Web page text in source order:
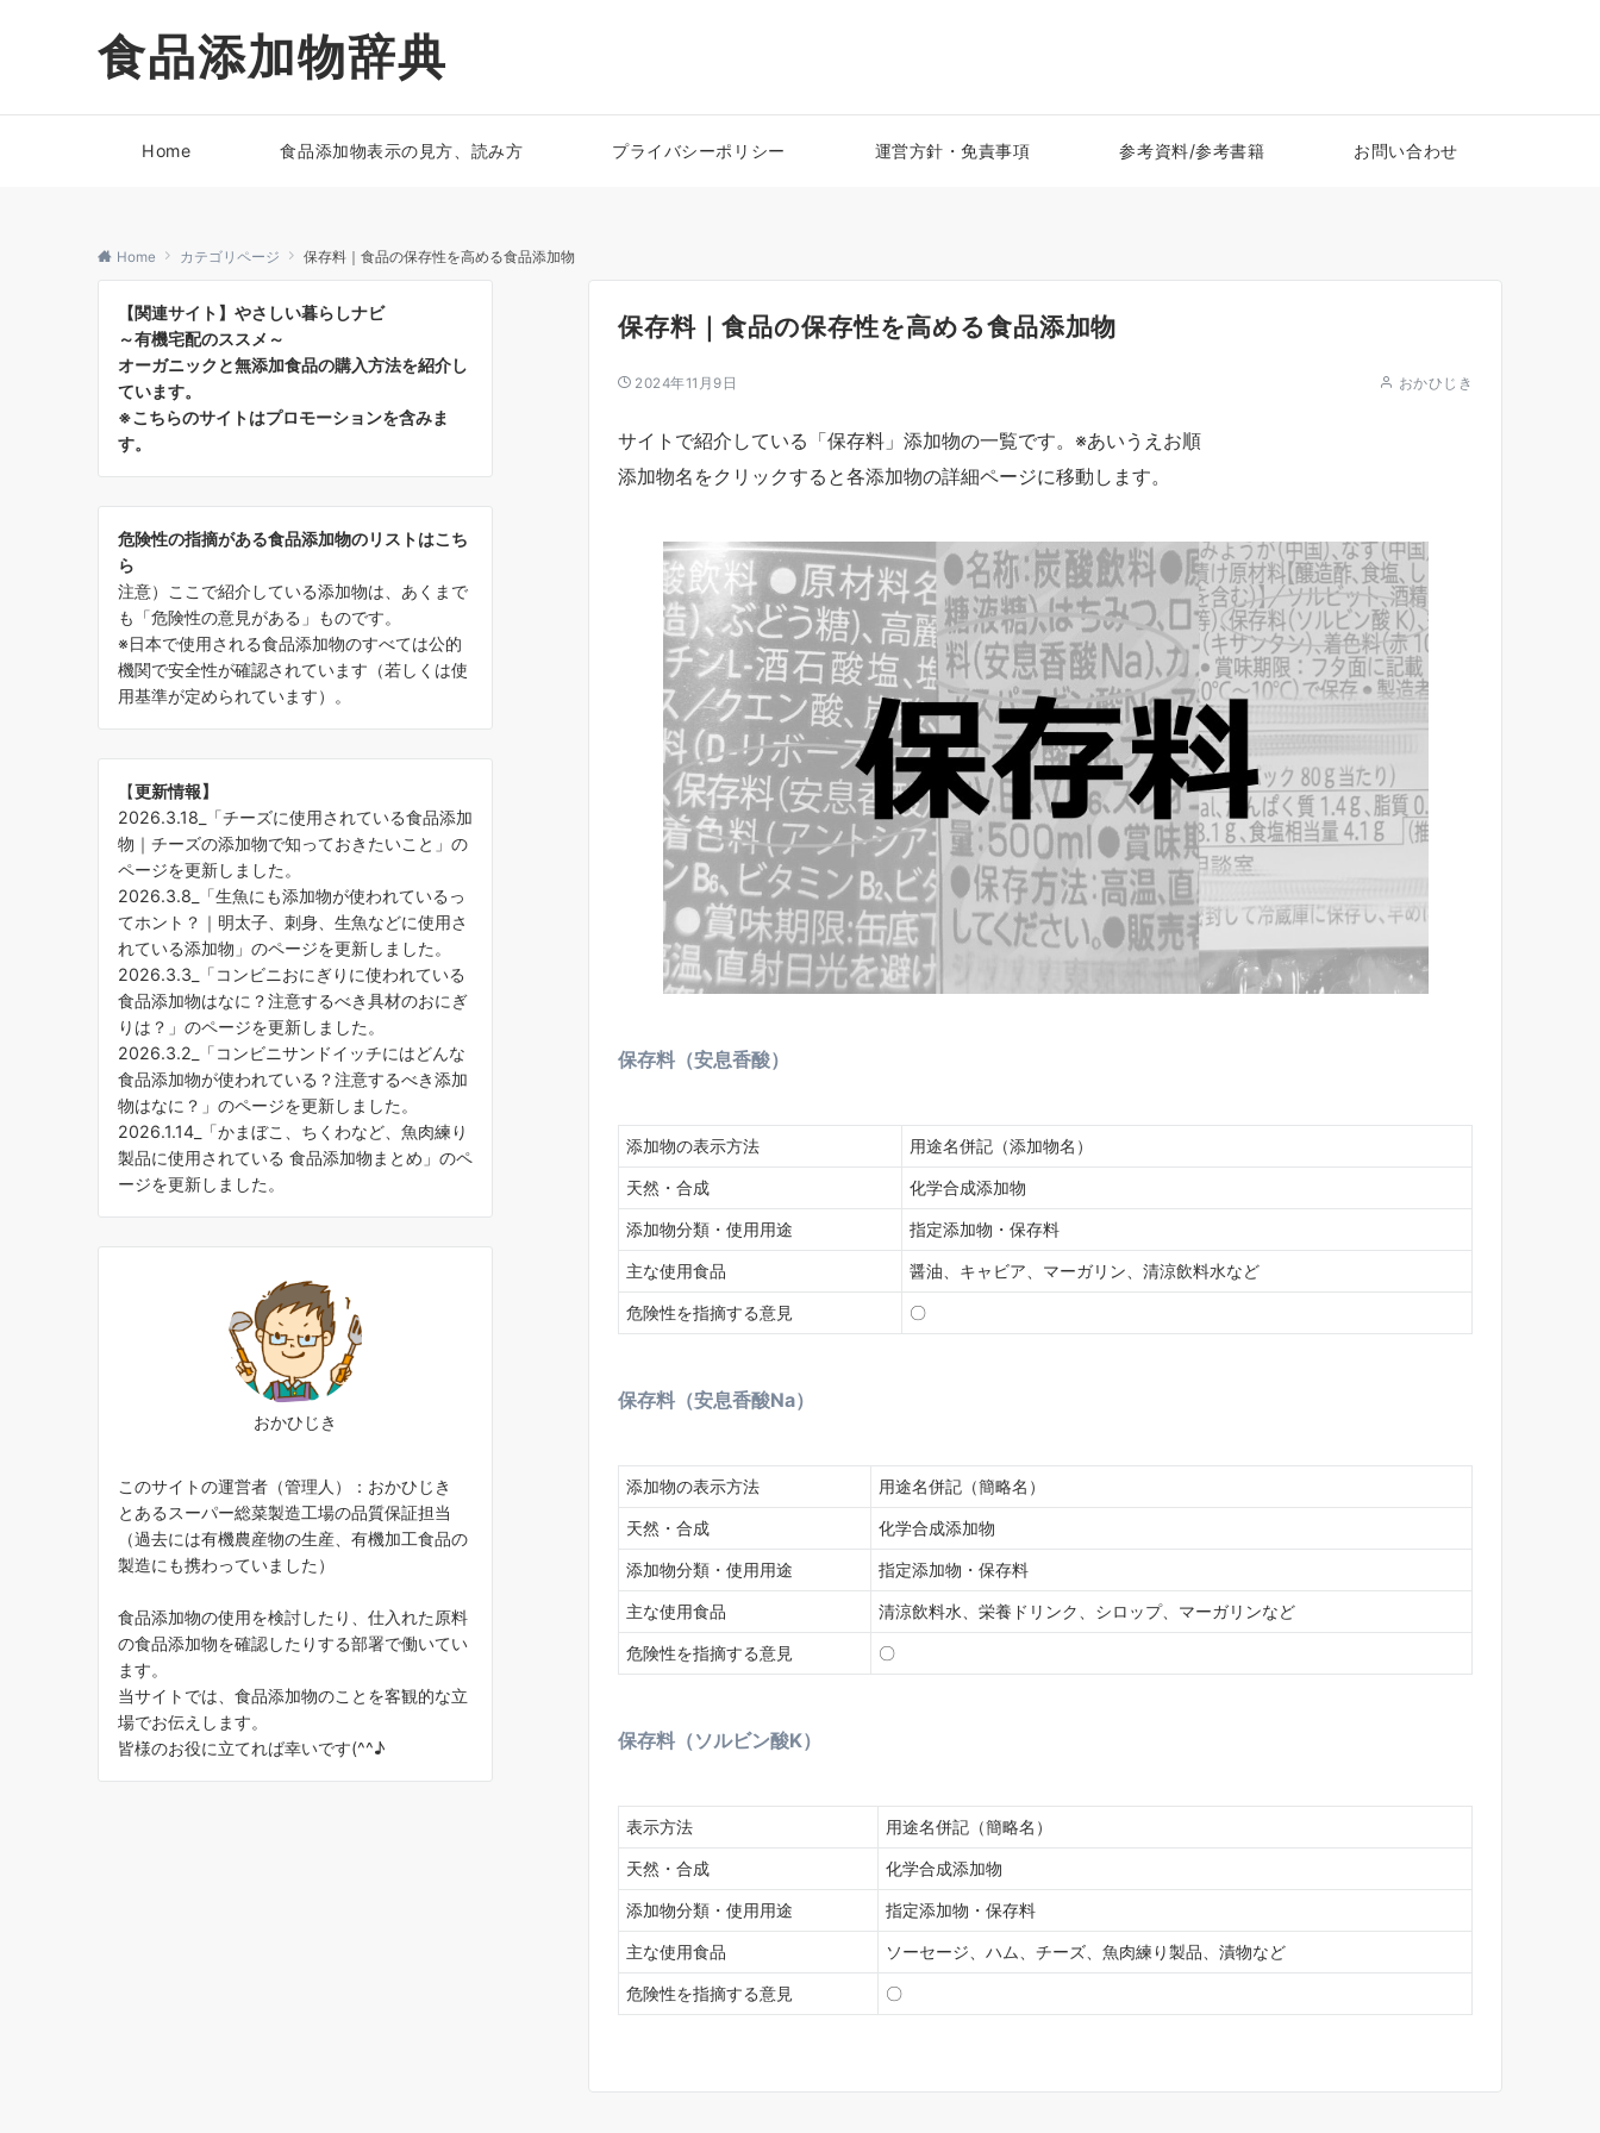
食品添加物辞典
Home 食品添加物表示の見方、読み方 プライバシーポリシー 運営方針・免責事項 参考資料/参考書籍 お問い合わせ
Home カテゴリページ 保存料｜食品の保存性を高める食品添加物
保存料｜食品の保存性を高める食品添加物
2024年11月9日 おかひじき
サイトで紹介している「保存料」添加物の一覧です。※あいうえお順
添加物名をクリックすると各添加物の詳細ページに移動します。
保存料（安息香酸）
添加物の表示方法 用途名併記（添加物名）
天然・合成 化学合成添加物
添加物分類・使用用途 指定添加物・保存料
主な使用食品 醤油、キャビア、マーガリン、清涼飲料水など
危険性を指摘する意見 〇
保存料（安息香酸Na）
添加物の表示方法 用途名併記（簡略名）
天然・合成 化学合成添加物
添加物分類・使用用途 指定添加物・保存料
主な使用食品 清涼飲料水、栄養ドリンク、シロップ、マーガリンなど
危険性を指摘する意見 〇
保存料（ソルビン酸K）
表示方法 用途名併記（簡略名）
天然・合成 化学合成添加物
添加物分類・使用用途 指定添加物・保存料
主な使用食品 ソーセージ、ハム、チーズ、魚肉練り製品、漬物など
危険性を指摘する意見 〇
【関連サイト】やさしい暮らしナビ
～有機宅配のススメ～
オーガニックと無添加食品の購入方法を紹介し
ています。
※こちらのサイトはプロモーションを含みま
す。
危険性の指摘がある食品添加物のリストはこち
ら
注意）ここで紹介している添加物は、あくまで
も「危険性の意見がある」ものです。
※日本で使用される食品添加物のすべては公的
機関で安全性が確認されています（若しくは使
用基準が定められています）。
【更新情報】
2026.3.18_「チーズに使用されている食品添加
物｜チーズの添加物で知っておきたいこと 」の
ページを更新しました。
2026.3.8_「生魚にも添加物が使われているっ
てホント？｜明太子、刺身、生魚などに使用さ
れている添加物 」のページを更新しました。
2026.3.3_「コンビニおにぎりに使われている
食品添加物はなに？注意するべき具材のおにぎ
りは？ 」のページを更新しました。
2026.3.2_「コンビニサンドイッチにはどんな
食品添加物が使われている？注意するべき添加
物はなに？ 」のページを更新しました。
2026.1.14_「かまぼこ、ちくわなど、魚肉練り
製品に使用されている 食品添加物まとめ 」のペ
ージを更新しました。
おかひじき
このサイトの運営者（管理人）：おかひじき
とあるスーパー総菜製造工場の品質保証担当
（過去には有機農産物の生産、有機加工食品の
製造にも携わっていました）
食品添加物の使用を検討したり、仕入れた原料
の食品添加物を確認したりする部署で働いてい
ます。
当サイトでは、食品添加物のことを客観的な立
場でお伝えします。
皆様のお役に立てれば幸いです(^^♪